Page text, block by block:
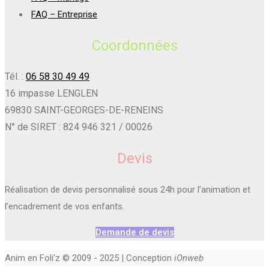
FAQ – Entreprise
Coordonnées
Tél. : 06 58 30 49 49
16 impasse LENGLEN
69830 SAINT-GEORGES-DE-RENEINS
N° de SIRET : 824 946 321 / 00026
Devis
Réalisation de devis personnalisé sous 24h pour l’animation et
l’encadrement de vos enfants.
Demande de devis
Anim en Foli'z © 2009 - 2025 | Conception iOnweb